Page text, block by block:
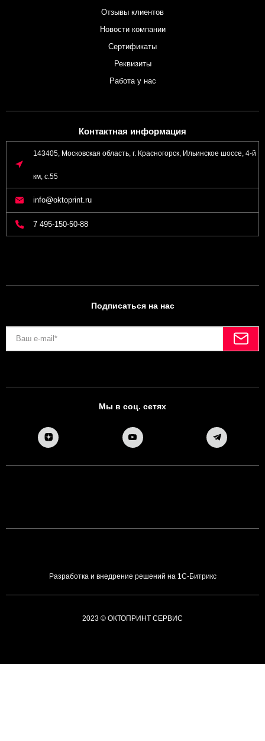
Отзывы клиентов
Новости компании
Сертификаты
Реквизиты
Работа у нас
Контактная информация
143405, Московская область, г. Красногорск, Ильинское шоссе, 4-й
км, с.55
info@oktoprint.ru
7 495-150-50-88
Подписаться на нас
Мы в соц. сетях
Разработка и внедрение решений на 1С-Битрикс
2023 © ОКТОПРИНТ СЕРВИС